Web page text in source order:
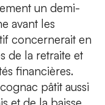
un demi-
avant les
concernerait en
de la retraite et
financières.
pâtit aussi